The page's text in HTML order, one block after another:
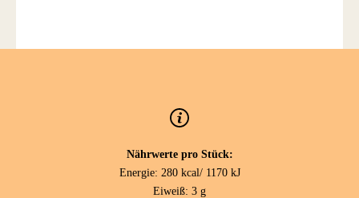
Nährwerte pro Stück:
Energie: 280 kcal/ 1170 kJ
Eiweiß: 3 g